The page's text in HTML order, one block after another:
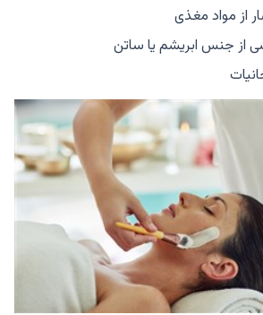
از مواد مغذی
از جنس ابریشم یا ساتن